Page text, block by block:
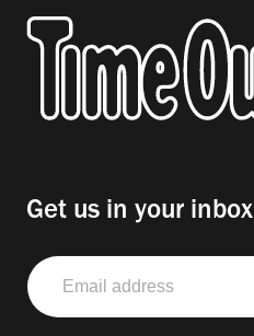
Get us in your inbox
Email
address